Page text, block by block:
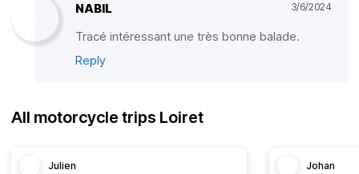
NABIL 3/6/2024
Tracé intéressant une très bonne balade.
Reply
All motorcycle trips Loiret
Julien Johan